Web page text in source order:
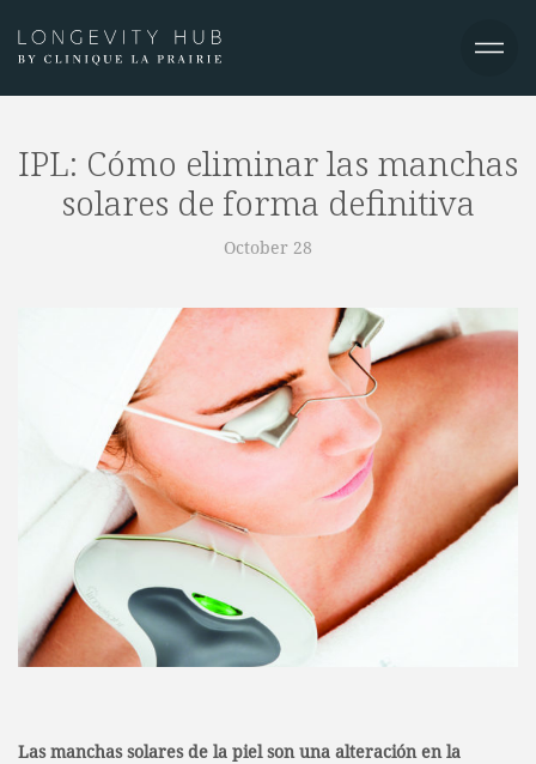
IPL: Cómo eliminar las manchas
solares de forma definitiva
October 28
Las manchas solares de la piel son una alteración en la